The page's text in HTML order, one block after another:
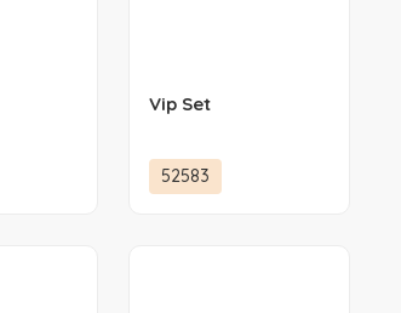
Vip Set
52583